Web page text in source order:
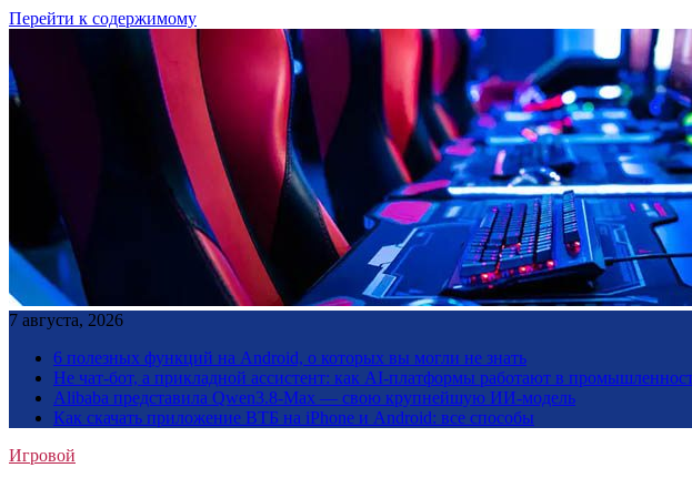
Перейти к содержимому
7 августа, 2026
6 полезных функций на Android, о которых вы могли не знать
Не чат-бот, а прикладной ассистент: как AI-платформы работают в
Alibaba представила Qwen3.8-Max — свою крупнейшую ИИ-модель
Как скачать приложение ВТБ на iPhone и Android: все способы
Игровой